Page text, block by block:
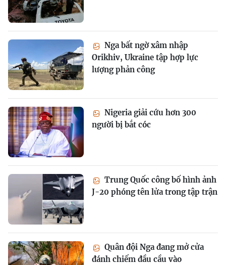
Nga bất ngờ xâm nhập
Orikhiv, Ukraine tập hợp lực
lượng phản công
Nigeria giải cứu hơn 300
người bị bắt cóc
Trung Quốc công bố hình ảnh
J-20 phóng tên lửa trong tập trận
Quân đội Nga đang mở cửa
đánh chiếm đầu cầu vào